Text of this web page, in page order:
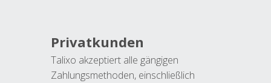
Privatkunden
Talixo akzeptiert alle gängigen
Zahlungsmethoden, einschließlich